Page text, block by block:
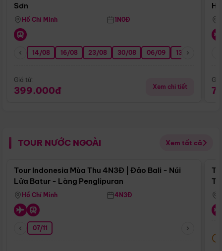
Sơn
Hồ Chí Minh 1N0Đ
14/08 16/08 23/08 30/08 06/09 13/09
Giá từ:
399.000đ Xem chi tiết
TOUR NƯỚC NGOÀI Xem tất cả
Điểm nổi bật
Tour Indonesia Mùa Thu 4N3Đ | Đảo Bali - Núi
Lửa Batur - Làng Penglipuran
Hồ Chí Minh 4N3Đ
07/11